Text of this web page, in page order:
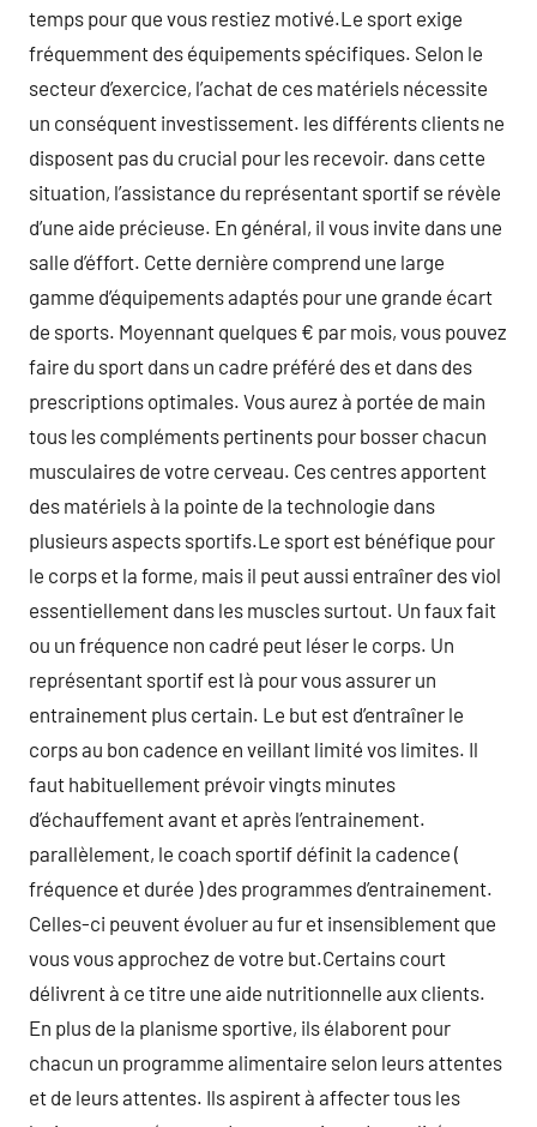
temps pour que vous restiez motivé.Le sport exige
fréquemment des équipements spécifiques. Selon le
secteur d’exercice, l’achat de ces matériels nécessite
un conséquent investissement. les différents clients ne
disposent pas du crucial pour les recevoir. dans cette
situation, l’assistance du représentant sportif se révèle
d’une aide précieuse. En général, il vous invite dans une
salle d’éffort. Cette dernière comprend une large
gamme d’équipements adaptés pour une grande écart
de sports. Moyennant quelques € par mois, vous pouvez
faire du sport dans un cadre préféré des et dans des
prescriptions optimales. Vous aurez à portée de main
tous les compléments pertinents pour bosser chacun
musculaires de votre cerveau. Ces centres apportent
des matériels à la pointe de la technologie dans
plusieurs aspects sportifs.Le sport est bénéfique pour
le corps et la forme, mais il peut aussi entraîner des viol
essentiellement dans les muscles surtout. Un faux fait
ou un fréquence non cadré peut léser le corps. Un
représentant sportif est là pour vous assurer un
entrainement plus certain. Le but est d’entraîner le
corps au bon cadence en veillant limité vos limites. Il
faut habituellement prévoir vingts minutes
d’échauffement avant et après l’entrainement.
parallèlement, le coach sportif définit la cadence (
fréquence et durée ) des programmes d’entrainement.
Celles-ci peuvent évoluer au fur et insensiblement que
vous vous approchez de votre but.Certains court
délivrent à ce titre une aide nutritionnelle aux clients.
En plus de la planisme sportive, ils élaborent pour
chacun un programme alimentaire selon leurs attentes
et de leurs attentes. Ils aspirent à affecter tous les